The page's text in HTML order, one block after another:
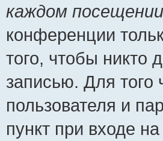
каждом посещении
конференции
того, чтобы никто
записью. Для того
пользователя и
пункт при входе